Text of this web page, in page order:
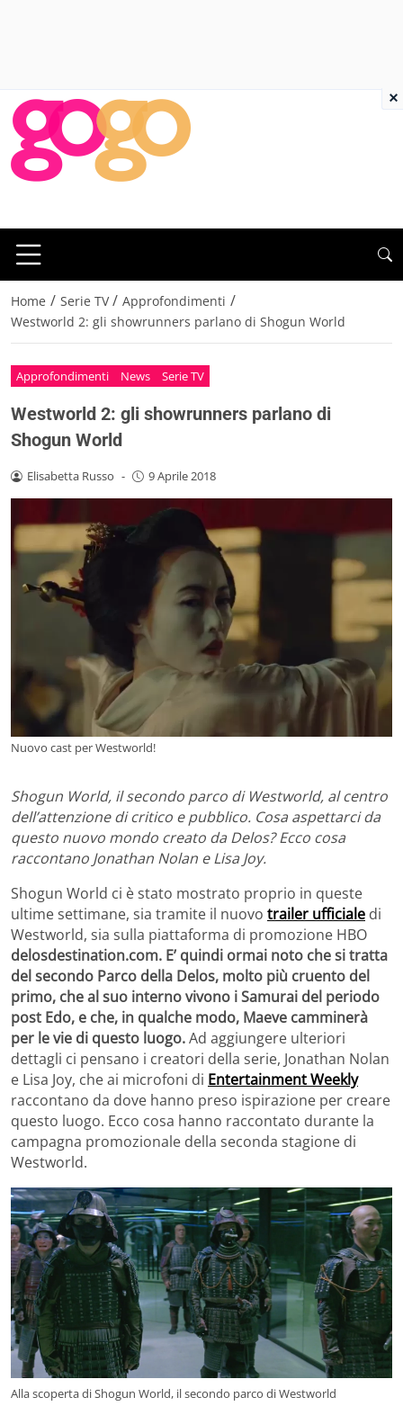
Home / Serie TV / Approfondimenti /
Westworld 2: gli showrunners parlano di Shogun World
Approfondimenti News Serie TV
Westworld 2: gli showrunners parlano di
Shogun World
Elisabetta Russo - 9 Aprile 2018
Nuovo cast per Westworld!
Shogun World, il secondo parco di Westworld, al centro
dell’attenzione di critico e pubblico. Cosa aspettarci da
questo nuovo mondo creato da Delos? Ecco cosa
raccontano Jonathan Nolan e Lisa Joy.
Shogun World ci è stato mostrato proprio in queste
ultime settimane, sia tramite il nuovo trailer ufficiale di
Westworld, sia sulla piattaforma di promozione HBO
delosdestination.com. E’ quindi ormai noto che si tratta
del secondo Parco della Delos, molto più cruento del
primo, che al suo interno vivono i Samurai del periodo
post Edo, e che, in qualche modo, Maeve camminerà
per le vie di questo luogo.Ad aggiungere ulteriori
dettagli ci pensano i creatori della serie, Jonathan Nolan
e Lisa Joy, che ai microfoni di Entertainment Weekly
raccontano da dove hanno preso ispirazione per creare
questo luogo. Ecco cosa hanno raccontato durante la
campagna promozionale della seconda stagione di
Westworld.
Alla scoperta di Shogun World, il secondo parco di Westworld
×